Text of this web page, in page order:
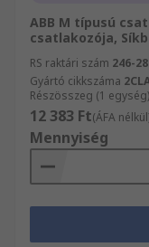
ABB M típusú
csatlakozója,
RS raktári szám 246-
Gyártó cikkszáma
Részösszeg (1 egység)
12 383 Ft(ÁFA
Mennyiség